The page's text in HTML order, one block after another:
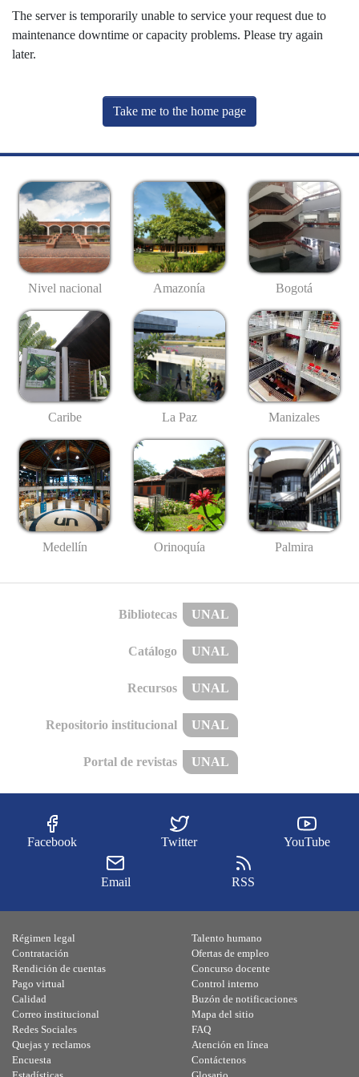
The server is temporarily unable to service your request due to
maintenance downtime or capacity problems. Please try again
later.
Take me to the home page
Nivel nacional Amazonía Bogotá
Caribe La Paz Manizales
Medellín Orinoquía Palmira
Bibliotecas UNAL
Catálogo UNAL
Recursos UNAL
Repositorio institucional UNAL
Portal de revistas UNAL
Facebook Twitter YouTube
Email RSS
Régimen legal
Contratación
Rendición de cuentas
Pago virtual
Calidad
Talento humano
Ofertas de empleo
Concurso docente
Control interno
Buzón de notificaciones
Correo institucional
Redes Sociales
Quejas y reclamos
Encuesta
Mapa del sitio
FAQ
Atención en línea
Contáctenos